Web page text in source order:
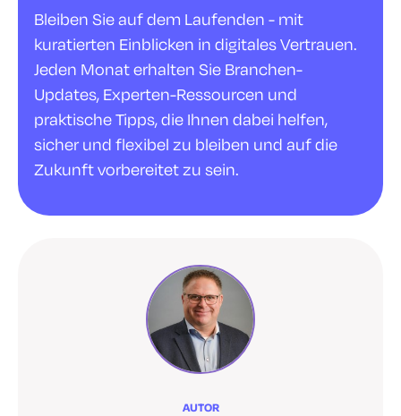
Bleiben Sie auf dem Laufenden - mit
kuratierten Einblicken in digitales Vertrauen.
Jeden Monat erhalten Sie Branchen-
Updates, Experten-Ressourcen und
praktische Tipps, die Ihnen dabei helfen,
sicher und flexibel zu bleiben und auf die
Zukunft vorbereitet zu sein.
AUTOR